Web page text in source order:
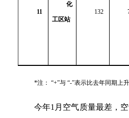
11
化
工区站
132
*注： “+”与 “-”表示比去年同期上升
今年1月空气质量最差，